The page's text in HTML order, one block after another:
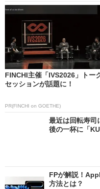
FINCHI主催「IVS2026」トー
セッションが話題に！
PR(FINCHI on GOETHE)
最近は回転寿
後の一杯に「
FPが解説！
方法とは？